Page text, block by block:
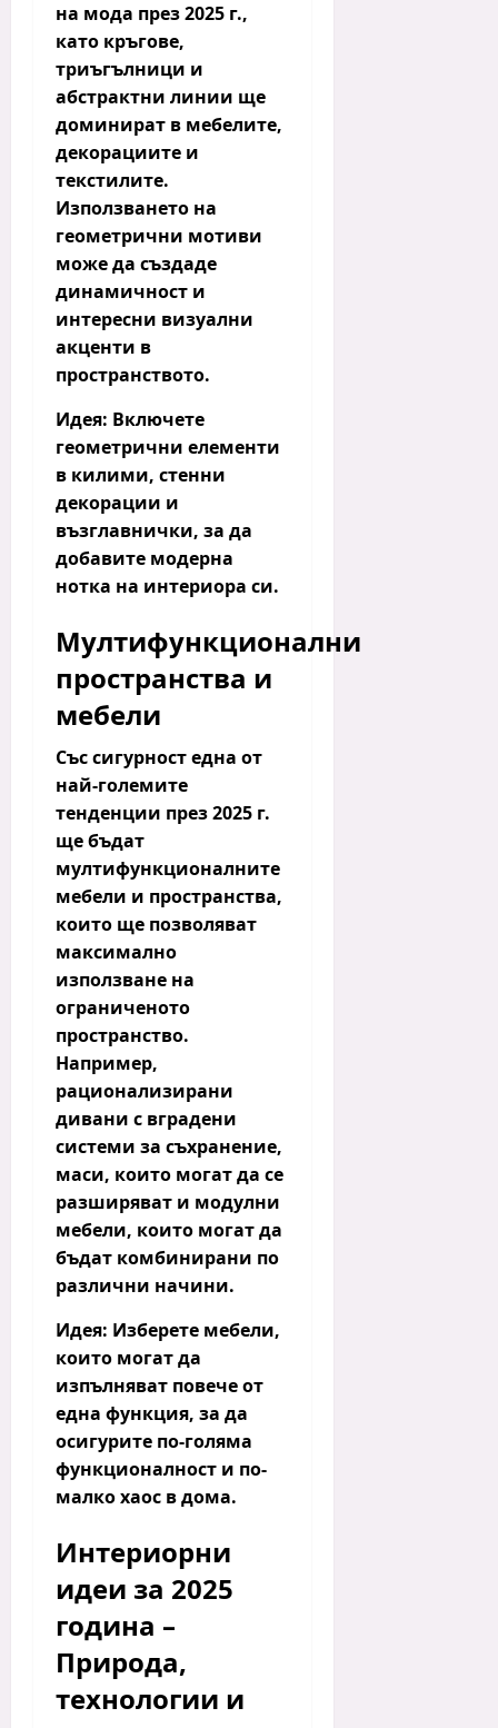
на мода през 2025 г.,
като кръгове,
триъгълници и
абстрактни линии ще
доминират в мебелите,
декорациите и
текстилите.
Използването на
геометрични мотиви
може да създаде
динамичност и
интересни визуални
акценти в
пространството.
Идея: Включете
геометрични елементи
в килими, стенни
декорации и
възглавнички, за да
добавите модерна
нотка на интериора си.
Мултифункционални
пространства и
мебели
Със сигурност една от
най-големите
тенденции през 2025 г.
ще бъдат
мултифункционалните
мебели и пространства,
които ще позволяват
максимално
използване на
ограниченото
пространство.
Например,
рационализирани
дивани с вградени
системи за съхранение,
маси, които могат да се
разширяват и модулни
мебели, които могат да
бъдат комбинирани по
различни начини.
Идея: Изберете мебели,
които могат да
изпълняват повече от
една функция, за да
осигурите по-голяма
функционалност и по-
малко хаос в дома.
Интериорни
идеи за 2025
година –
Природа,
технологии и